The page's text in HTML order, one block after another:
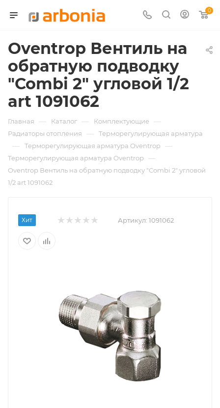
0
Oventrop Вентиль на
обратную подводку
"Combi 2" угловой 1/2
art 1091062
Главная — Каталог — Комплектующие —
Радиаторы отопления — Терморегулирующая арматура
— Терморегулирующая арматура Oventrop —
Терморегулирующая арматура Oventrop —
Oventrop Вентиль на обратную подводку "Combi 2" угловой
1/2 art 1091062
Хит Артикул: 1091062